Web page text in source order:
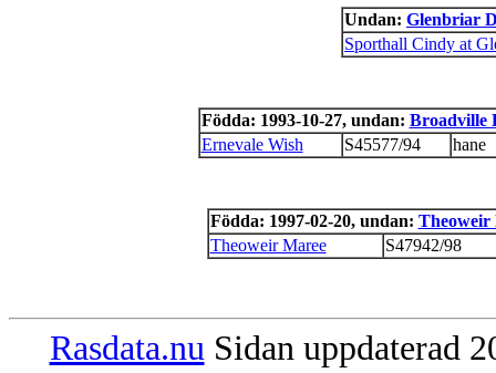
Undan: Glenbriar
Sporthall Cindy at
Födda: 1993-10-27, undan: Broadville
Ernevale Wish
S45577/94 hane
Födda: 1997-02-20, undan: Theoweir
Theoweir Maree
S47942/98
Rasdata.nu Sidan uppdaterad